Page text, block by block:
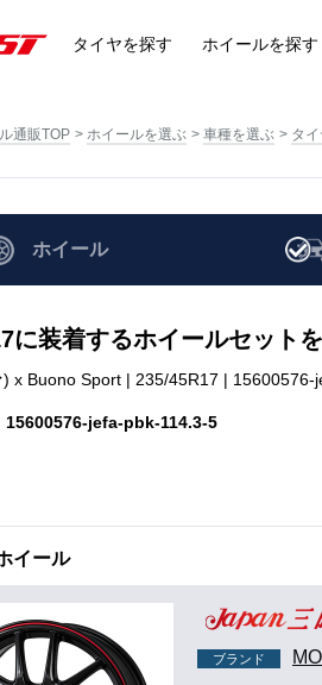
タイヤを探す ホイールを探す
通販TOP ホイールを選ぶ 車種を選ぶ タ
ホイール
に装着するホイールセット
x Buono Sport | 235/45R17 | 15600576-
15600576-jefa-pbk-114.3-5
イール
ブランド